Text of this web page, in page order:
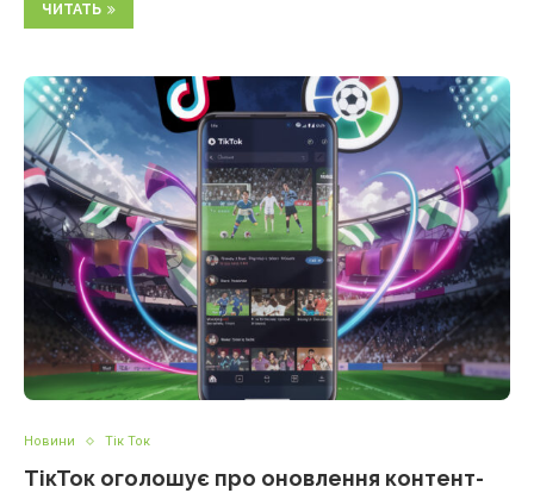
ЧИТАТЬ
Новини Тік Ток
ТікТок оголошує про оновлення контент-